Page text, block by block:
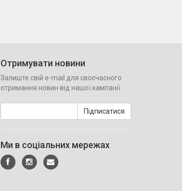
Отримувати новини
Залиште свій e-mail для своєчасного
отримання новин від нашої кампанії.
Підписатися
Ми в соціальних мережах